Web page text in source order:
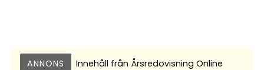
ANNONS Innehåll från Årsredovisning Online